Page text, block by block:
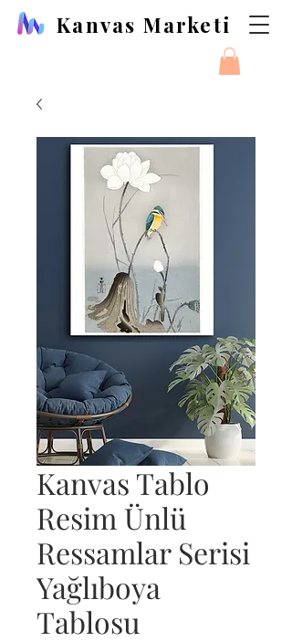
Kanvas Marketi
Kanvas Tablo
Resim Ünlü
Ressamlar Serisi
Yağlıboya
Tablosu